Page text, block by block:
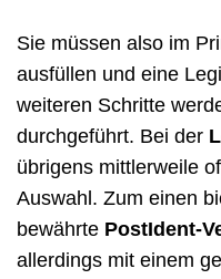
Sie müssen also im
ausfüllen und eine
weiteren Schritte
durchgeführt. Bei der
übrigens mittlerweile
Auswahl. Zum einen
bewährte PostIdent-
allerdings mit einem